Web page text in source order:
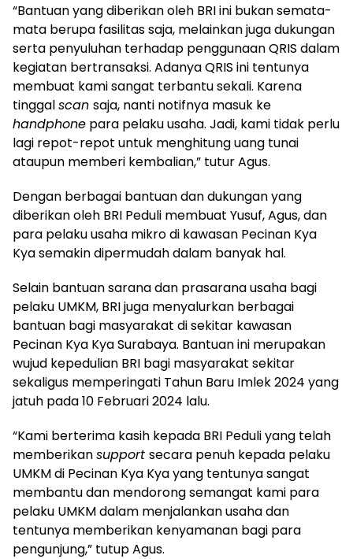
“Bantuan yang diberikan oleh BRI ini bukan semata-
mata berupa fasilitas saja, melainkan juga dukungan
serta penyuluhan terhadap penggunaan QRIS dalam
kegiatan bertransaksi. Adanya QRIS ini tentunya
membuat kami sangat terbantu sekali. Karena
tinggalscan saja, nanti notifnya masuk ke
handphone para pelaku usaha. Jadi, kami tidak perlu
lagi repot-repot untuk menghitung uang tunai
ataupun memberi kembalian,” tutur Agus.
Dengan berbagai bantuan dan dukungan yang
diberikan oleh BRI Peduli membuat Yusuf, Agus, dan
para pelaku usaha mikro di kawasan Pecinan Kya
Kya semakin dipermudah dalam banyak hal.
Selain bantuan sarana dan prasarana usaha bagi
pelaku UMKM, BRI juga menyalurkan berbagai
bantuan bagi masyarakat di sekitar kawasan
Pecinan Kya Kya Surabaya. Bantuan ini merupakan
wujud kepedulian BRI bagi masyarakat sekitar
sekaligus memperingati Tahun Baru Imlek 2024 yang
jatuh pada 10 Februari 2024 lalu.
“Kami berterima kasih kepada BRI Peduli yang telah
memberikansupport secara penuh kepada pelaku
UMKM di Pecinan Kya Kya yang tentunya sangat
membantu dan mendorong semangat kami para
pelaku UMKM dalam menjalankan usaha dan
tentunya memberikan kenyamanan bagi para
pengunjung,” tutup Agus.